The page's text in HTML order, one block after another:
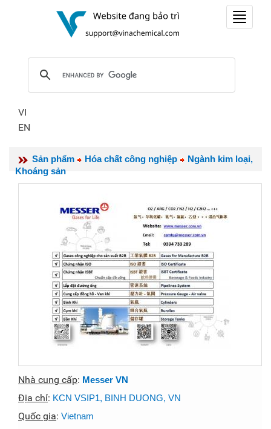
Toggle
VI
EN
Sản phẩm Hóa chất công nghiệp
Ngành kim loại,
Khoáng sản
Nhà cung cấp: Messer VN
Địa chỉ: KCN VSIP1, BINH DUONG, VN
Quốc gia: Vietnam